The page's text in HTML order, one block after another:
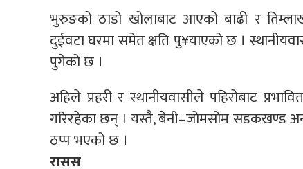
भुरुङको ठाडो खोलाबाट आएको बाढी र
दुईवटा घरमा समेत क्षति पु¥याएको छ ।
पुगेको छ ।
अहिले प्रहरी र स्थानीयवासीले पहिरोबाट
गरिरहेका छन् । यस्तै, बेनी–जोमसोम सडकखण्ड
ठप्प भएको छ ।
रासस